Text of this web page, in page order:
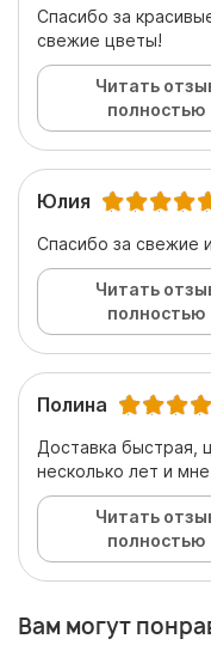
Спасибо за
свежие цветы!
Читать
полностью
Юлия
Спасибо за свежие
Читать
полностью
Полина
Доставка быстрая,
несколько лет и
Читать
полностью
Вам могут